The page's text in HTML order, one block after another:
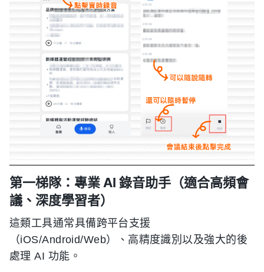
第一梯隊：專業 AI 錄音助手（適合高頻會
議、深度學習者）
這類工具通常具備跨平台支援
（iOS/Android/Web）、高精度識別以及強大的後
處理 AI 功能。